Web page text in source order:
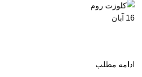
16 آبان
ادامه مطلب